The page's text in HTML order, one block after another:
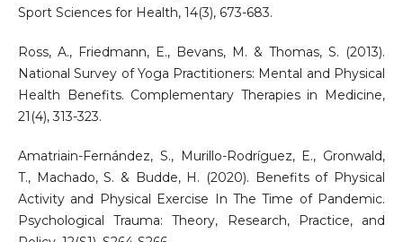
Sport Sciences for Health, 14(3), 673-683.
Ross, A., Friedmann, E., Bevans, M. & Thomas, S. (2013).
National Survey of Yoga Practitioners: Mental and Physical
Health Benefits. Complementary Therapies in Medicine,
21(4), 313-323.
Amatriain-Fernández, S., Murillo-Rodríguez, E., Gronwald,
T., Machado, S. & Budde, H. (2020). Benefits of Physical
Activity and Physical Exercise In The Time of Pandemic.
Psychological Trauma: Theory, Research, Practice, and